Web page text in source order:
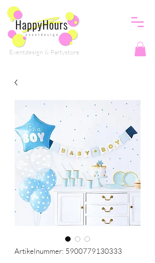
Eventdesign & Partystore
Artikelnummer: 5900779130333